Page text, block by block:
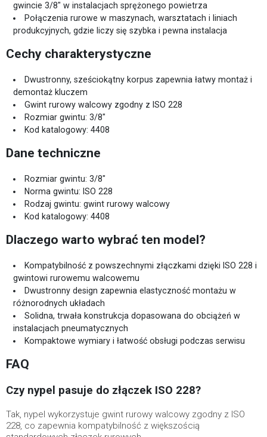
gwincie 3/8" w instalacjach sprężonego powietrza
Połączenia rurowe w maszynach, warsztatach i liniach
produkcyjnych, gdzie liczy się szybka i pewna instalacja
Cechy charakterystyczne
Dwustronny, sześciokątny korpus zapewnia łatwy montaż i
demontaż kluczem
Gwint rurowy walcowy zgodny z ISO 228
Rozmiar gwintu: 3/8"
Kod katalogowy: 4408
Dane techniczne
Rozmiar gwintu: 3/8"
Norma gwintu: ISO 228
Rodzaj gwintu: gwint rurowy walcowy
Kod katalogowy: 4408
Dlaczego warto wybrać ten model?
Kompatybilność z powszechnymi złączkami dzięki ISO 228 i
gwintowi rurowemu walcowemu
Dwustronny design zapewnia elastyczność montażu w
różnorodnych układach
Solidna, trwała konstrukcja dopasowana do obciążeń w
instalacjach pneumatycznych
Kompaktowe wymiary i łatwość obsługi podczas serwisu
FAQ
Czy nypel pasuje do złączek ISO 228?
Tak, nypel wykorzystuje gwint rurowy walcowy zgodny z ISO
228, co zapewnia kompatybilność z większością